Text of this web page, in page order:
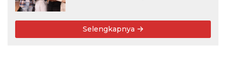
Selengkapnya